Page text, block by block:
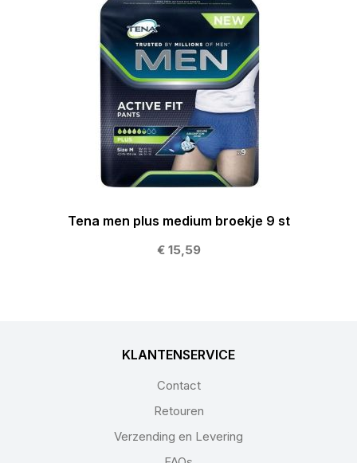
Tena men plus medium broekje 9 st
€ 15,59
KLANTENSERVICE
Contact
Retouren
Verzending en Levering